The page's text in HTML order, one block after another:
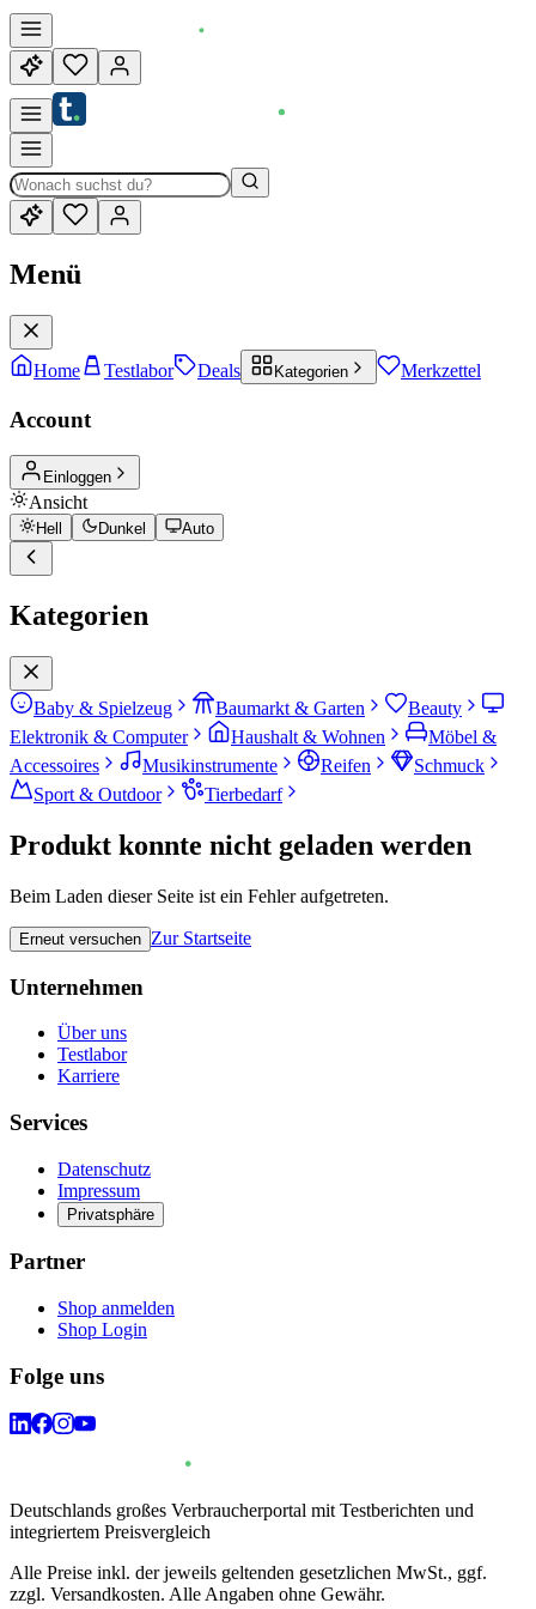
Menü
Home Testlabor Deals Kategorien Merkzettel
Account
Einloggen
Ansicht
Hell Dunkel Auto
Kategorien
Baby & Spielzeug Baumarkt & Garten
Beauty
Elektronik & Computer
Haushalt & Wohnen
Möbel &
Accessoires
Musikinstrumente Reifen
Schmuck
Sport & Outdoor
Tierbedarf
Produkt konnte nicht geladen werden
Beim Laden dieser Seite ist ein Fehler aufgetreten.
Erneut versuchen Zur Startseite
Unternehmen
Über uns
Testlabor
Karriere
Services
Datenschutz
Impressum
Privatsphäre
Partner
Shop anmelden
Shop Login
Folge uns
Deutschlands großes Verbraucherportal mit Testberichten und
integriertem Preisvergleich
Alle Preise inkl. der jeweils geltenden gesetzlichen MwSt., ggf.
zzgl. Versandkosten. Alle Angaben ohne Gewähr.